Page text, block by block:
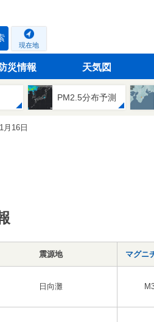
現在地
防災情報 天気図
PM2.5分布予測
月16日
震源地 マグニ
日向灘